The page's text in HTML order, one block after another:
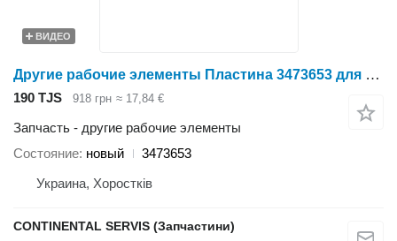
ВИДЕО
Другие рабочие элементы Пластина 3473653 для плуга Lemken
190 TJS 918 грн ≈ 17,84 €
Запчасть - другие рабочие элементы
Состояние новый
3473653
Украина, Хоростків
CONTINENTAL SERVIS (Запчастини)